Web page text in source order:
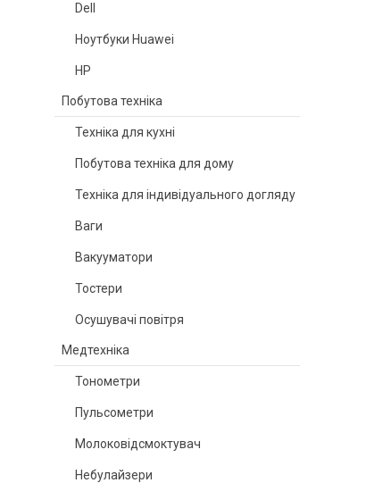
Dell
Ноутбуки Huawei
HP
Побутова техніка
Техніка для кухні
Побутова техніка для дому
Техніка для індивідуального догляду
Ваги
Вакууматори
Тостери
Осушувачі повітря
Медтехніка
Тонометри
Пульсометри
Молоковідсмоктувач
Небулайзери